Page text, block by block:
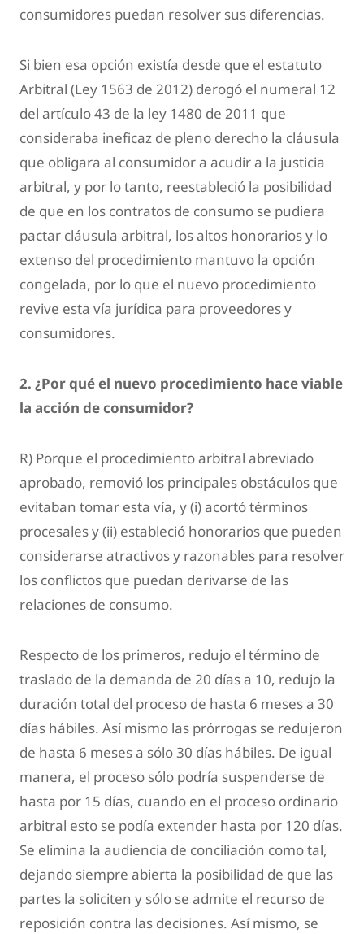
consumidores puedan resolver sus diferencias.
Si bien esa opción existía desde que el estatuto
Arbitral (Ley 1563 de 2012) derogó el numeral 12
del artículo 43 de la ley 1480 de 2011 que
consideraba ineficaz de pleno derecho la cláusula
que obligara al consumidor a acudir a la justicia
arbitral, y por lo tanto, reestableció la posibilidad
de que en los contratos de consumo se pudiera
pactar cláusula arbitral, los altos honorarios y lo
extenso del procedimiento mantuvo la opción
congelada, por lo que el nuevo procedimiento
revive esta vía jurídica para proveedores y
consumidores.
2. ¿Por qué el nuevo procedimiento hace viable
la acción de consumidor?
R) Porque el procedimiento arbitral abreviado
aprobado, removió los principales obstáculos que
evitaban tomar esta vía, y (i) acortó términos
procesales y (ii) estableció honorarios que pueden
considerarse atractivos y razonables para resolver
los conflictos que puedan derivarse de las
relaciones de consumo.
Respecto de los primeros, redujo el término de
traslado de la demanda de 20 días a 10, redujo la
duración total del proceso de hasta 6 meses a 30
días hábiles. Así mismo las prórrogas se redujeron
de hasta 6 meses a sólo 30 días hábiles. De igual
manera, el proceso sólo podría suspenderse de
hasta por 15 días, cuando en el proceso ordinario
arbitral esto se podía extender hasta por 120 días.
Se elimina la audiencia de conciliación como tal,
dejando siempre abierta la posibilidad de que las
partes la soliciten y sólo se admite el recurso de
reposición contra las decisiones. Así mismo, se